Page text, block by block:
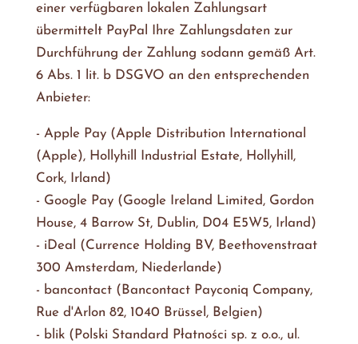
einer verfügbaren lokalen Zahlungsart
übermittelt PayPal Ihre Zahlungsdaten zur
Durchführung der Zahlung sodann gemäß Art.
6 Abs. 1 lit. b DSGVO an den entsprechenden
Anbieter:
- Apple Pay (Apple Distribution International
(Apple), Hollyhill Industrial Estate, Hollyhill,
Cork, Irland)
- Google Pay (Google Ireland Limited, Gordon
House, 4 Barrow St, Dublin, D04 E5W5, Irland)
- iDeal (Currence Holding BV, Beethovenstraat
300 Amsterdam, Niederlande)
- bancontact (Bancontact Payconiq Company,
Rue d'Arlon 82, 1040 Brüssel, Belgien)
- blik (Polski Standard Płatności sp. z o.o., ul.